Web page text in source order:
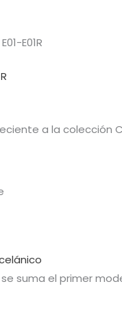
a la colección
suma el primer